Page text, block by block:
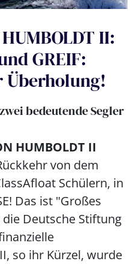
II:
GREIF:
bedeutende Segler
HUMBOLDT II
von dem
Schülern, in
Das ist "Großes
Deutsche Stiftung
so ihr Kürzel, wurde